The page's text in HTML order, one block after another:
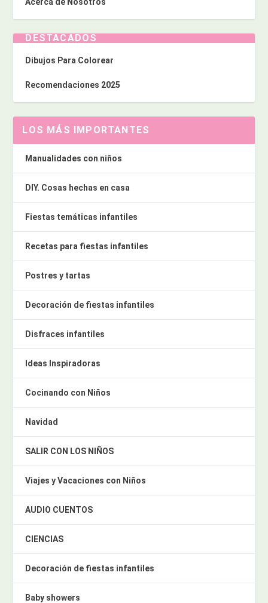
Acerca de Nosotros
DESTACADOS
Dibujos Para Colorear
Recomendaciones 2025
LOS MÁS IMPORTANTES
Manualidades con niños
DIY. Cosas hechas en casa
Fiestas temáticas infantiles
Recetas para fiestas infantiles
Postres y tartas
Decoración de fiestas infantiles
Disfraces infantiles
Ideas Inspiradoras
Cocinando con Niños
Navidad
SALIR CON LOS NIÑOS
Viajes y Vacaciones con Niños
AUDIO CUENTOS
CIENCIAS
Decoración de fiestas infantiles
Baby showers